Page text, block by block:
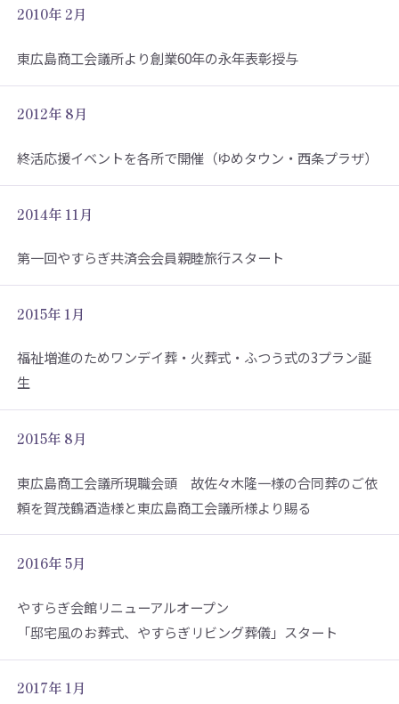
2010年 2月
東広島商工会議所より創業60年の永年表彰授与
2012年 8月
終活応援イベントを各所で開催（ゆめタウン・西条プラザ）
2014年 11月
第一回やすらぎ共済会会員親睦旅行スタート
2015年 1月
福祉増進のためワンデイ葬・火葬式・ふつう式の3プラン誕
生
2015年 8月
東広島商工会議所現職会頭 故佐々木隆一様の合同葬のご依
頼を賀茂鶴酒造様と東広島商工会議所様より賜る
2016年 5月
やすらぎ会館リニューアルオープン
「邸宅風のお葬式、やすらぎリビング葬儀」スタート
2017年 1月